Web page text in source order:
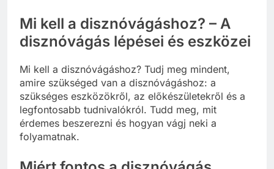
Mi kell a disznóvágáshoz? – A
disznóvágás lépései és eszközei
Mi kell a disznóvágáshoz? Tudj meg mindent,
amire szükséged van a disznóvágáshoz: a
szükséges eszközökről, az előkészületekről és a
legfontosabb tudnivalókról. Tudd meg, mit
érdemes beszerezni és hogyan vágj neki a
folyamatnak.